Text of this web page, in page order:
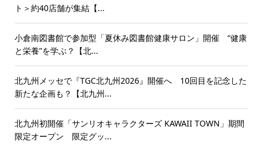
ト＞約40店舗が集結【...
小倉南図書館で参加型「夏休み図書館健康サロン」開催 “健康
と栄養”を学ぶ？【北...
北九州メッセで『TGC北九州2026』開催へ 10回目を記念した
新たな企画も？【北九州...
北九州初開催「サンリオキャラクターズ KAWAII TOWN」期間
限定オープン 限定グッ...